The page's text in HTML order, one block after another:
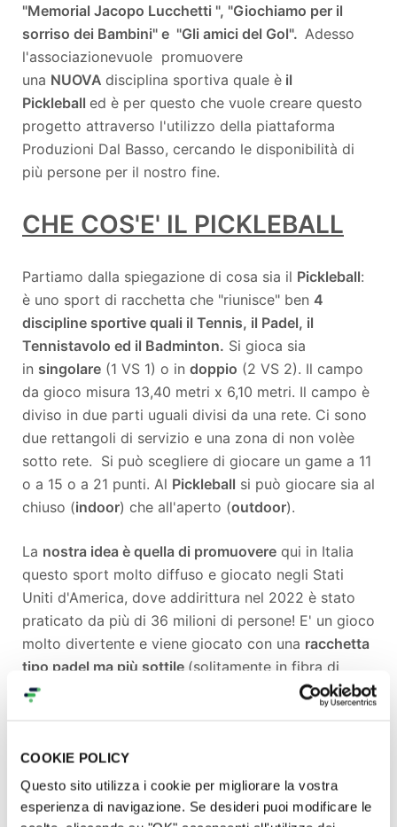
COOKIE POLICY
Questo sito utilizza i cookie per migliorare la vostra
esperienza di navigazione. Se desideri puoi modificare le
"Memorial Jacopo Lucchetti ", "Giochiamo per il
sorriso dei Bambini" e "Gli amici del Gol". Adesso
l'associazionevuole promuovere
una NUOVA disciplina sportiva quale è il
Pickleball ed è per questo che vuole creare questo
progetto attraverso l'utilizzo della piattaforma
Produzioni Dal Basso, cercando le disponibilità di
più persone per il nostro fine.
CHE COS'E' IL PICKLEBALL
Partiamo dalla spiegazione di cosa sia il Pickleball:
è uno sport di racchetta che "riunisce" ben 4
discipline sportive quali il Tennis, il Padel, il
Tennistavolo ed il Badminton. Si gioca sia
in singolare (1 VS 1) o in doppio (2 VS 2). Il campo
da gioco misura 13,40 metri x 6,10 metri. Il campo è
diviso in due parti uguali divisi da una rete. Ci sono
due rettangoli di servizio e una zona di non volèe
sotto rete. Si può scegliere di giocare un game a 11
o a 15 o a 21 punti. Al Pickleball si può giocare sia al
chiuso (indoor) che all'aperto (outdoor).
La nostra idea è quella di promuovere qui in Italia
questo sport molto diffuso e giocato negli Stati
Uniti d'America, dove addirittura nel 2022 è stato
praticato da più di 36 milioni di persone! E' un gioco
molto divertente e viene giocato con una racchetta
tipo padel ma più sottile (solitamente in fibra di
carbonio o di grafite o di vetro) e con unapallina di